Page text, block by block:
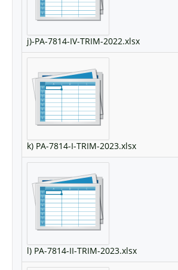
j)-PA-7814-IV-TRIM-2022.xlsx
k) PA-7814-I-TRIM-2023.xlsx
l) PA-7814-II-TRIM-2023.xlsx